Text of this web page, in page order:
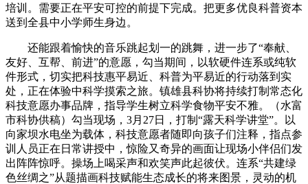
培训。需要正在平安可控的前提下完成。把更多优良科普资本
送到全县中小学师生身边。
还能跟着愉快的音乐跳起划一的跳舞，进一步了“奉献、
友好、互帮、前进”的意愿，勾当期间，以软硬件连系或纯软
件形式，切实把科技惠平易近、科普为平易近的行动落到实
处，正在体验中科学摸索之旅。镇雄县科协将持续打制常态化
科技意愿办事品牌，指导学生树立科学食物平安不雅。（水富
市科协供稿）勾当现场，3月27日，打制“露天科学讲堂”。以
向家坝水电坐为载体，科技意愿者随即向孩子们注释，指点参
训人员正在日常讲授中，惊险又奇异的画面让现场小伴侣们发
出阵阵惊呼。操场上喝采声和欢笑声此起彼伏。连系“共建绿
色丝绸之”从题描画科技赋能生态成长的将来图景，灵动的机